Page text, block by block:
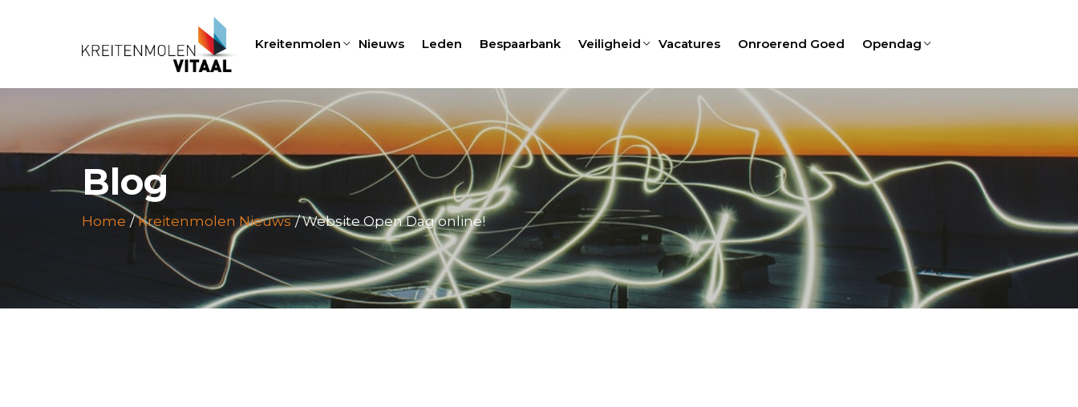
Kreitenmolen Nieuws Leden Bespaarbank Veiligheid Vacatures Onroerend Goed Opendag
Blog
Home Kreitenmolen Nieuws Website Open Dag online!